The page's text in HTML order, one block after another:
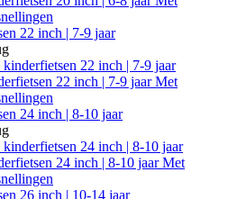
22 inch | 7-9 jaar
kinderfietsen 22 inch | 7-9 jaar
22 inch | 7-9 jaar Met
24 inch | 8-10 jaar
kinderfietsen 24 inch | 8-10 jaar
24 inch | 8-10 jaar Met
26 inch | 10-14 jaar